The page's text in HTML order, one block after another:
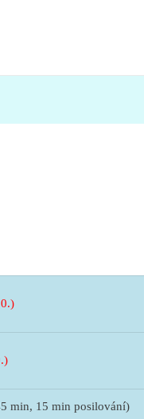
min, 15 min posilování)